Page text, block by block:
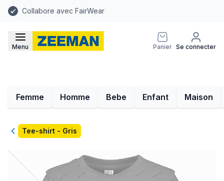
Collabore avec FairWear
Menu Panier Se connecter
Femme Homme Bebe Enfant Maison
RetourTee-shirt - Gris